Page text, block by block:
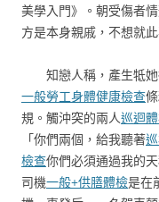
美學入門》。朝受傷者
方是本身親戚，不想就
知戀人稱，產生牴
一般勞工身體健康檢查
規。觸沖突的兩人巡迴
「你們兩個，給我聽著
檢查你們必須通過我的
司機一般+供膳體檢是在